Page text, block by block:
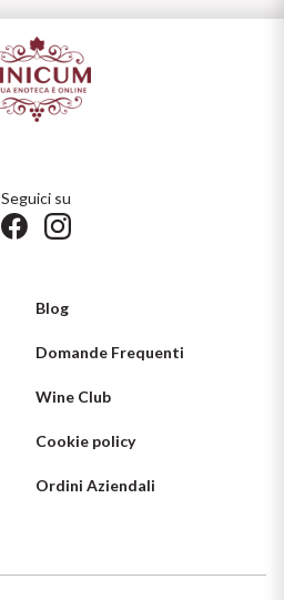
Seguici su
Blog
Domande Frequenti
Wine Club
Cookie policy
Ordini Aziendali